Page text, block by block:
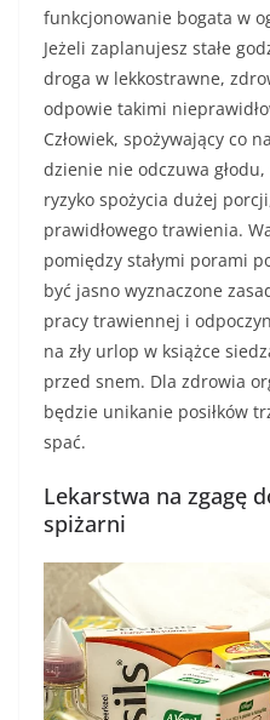
funkcjonowanie bogata w
Jeżeli zaplanujesz stałe
droga w lekkostrawne,
odpowie takimi
Człowiek, spożywający co
dzienie nie odczuwa
ryzyko spożycia dużej
prawidłowego trawienia.
pomiędzy stałymi porami
być jasno wyznaczone
pracy trawiennej i
na zły urlop w książce
przed snem. Dla zdrowia
będzie unikanie posiłków
spać.
Lekarstwa na zgagę
spiżarni